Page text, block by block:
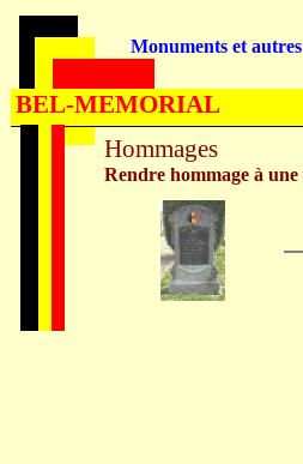
Hommages
Rendre hommage à
Monuments et
BEL-MEMORIAL